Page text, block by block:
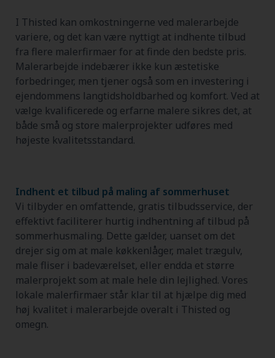
I Thisted kan omkostningerne ved malerarbejde
variere, og det kan være nyttigt at indhente tilbud
fra flere malerfirmaer for at finde den bedste pris.
Malerarbejde indebærer ikke kun æstetiske
forbedringer, men tjener også som en investering i
ejendommens langtidsholdbarhed og komfort. Ved at
vælge kvalificerede og erfarne malere sikres det, at
både små og store malerprojekter udføres med
højeste kvalitetsstandard.
Indhent et tilbud på maling af sommerhuset
Vi tilbyder en omfattende, gratis tilbudsservice, der
effektivt faciliterer hurtig indhentning af tilbud på
sommerhusmaling. Dette gælder, uanset om det
drejer sig om at male køkkenlåger, malet trægulv,
male fliser i badeværelset, eller endda et større
malerprojekt som at male hele din lejlighed. Vores
lokale malerfirmaer står klar til at hjælpe dig med
høj kvalitet i malerarbejde overalt i Thisted og
omegn.